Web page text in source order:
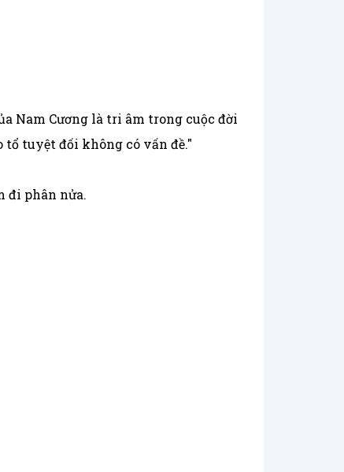
Nam Cương là tri âm trong cuộc đời
tuyệt đối không có vấn đề."
đi phân nửa.